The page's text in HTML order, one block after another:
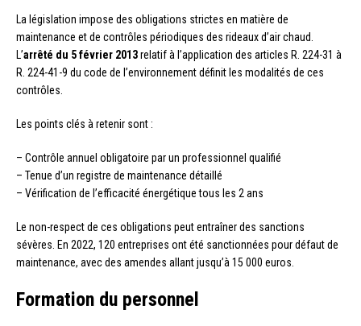
La législation impose des obligations strictes en matière de
maintenance et de contrôles périodiques des rideaux d’air chaud.
L’arrêté du 5 février 2013relatif à l’application des articles R. 224-31 à
R. 224-41-9 du code de l’environnement définit les modalités de ces
contrôles.
Les points clés à retenir sont :
– Contrôle annuel obligatoire par un professionnel qualifié
– Tenue d’un registre de maintenance détaillé
– Vérification de l’efficacité énergétique tous les 2 ans
Le non-respect de ces obligations peut entraîner des sanctions
sévères. En 2022, 120 entreprises ont été sanctionnées pour défaut de
maintenance, avec des amendes allant jusqu’à 15 000 euros.
Formation du personnel